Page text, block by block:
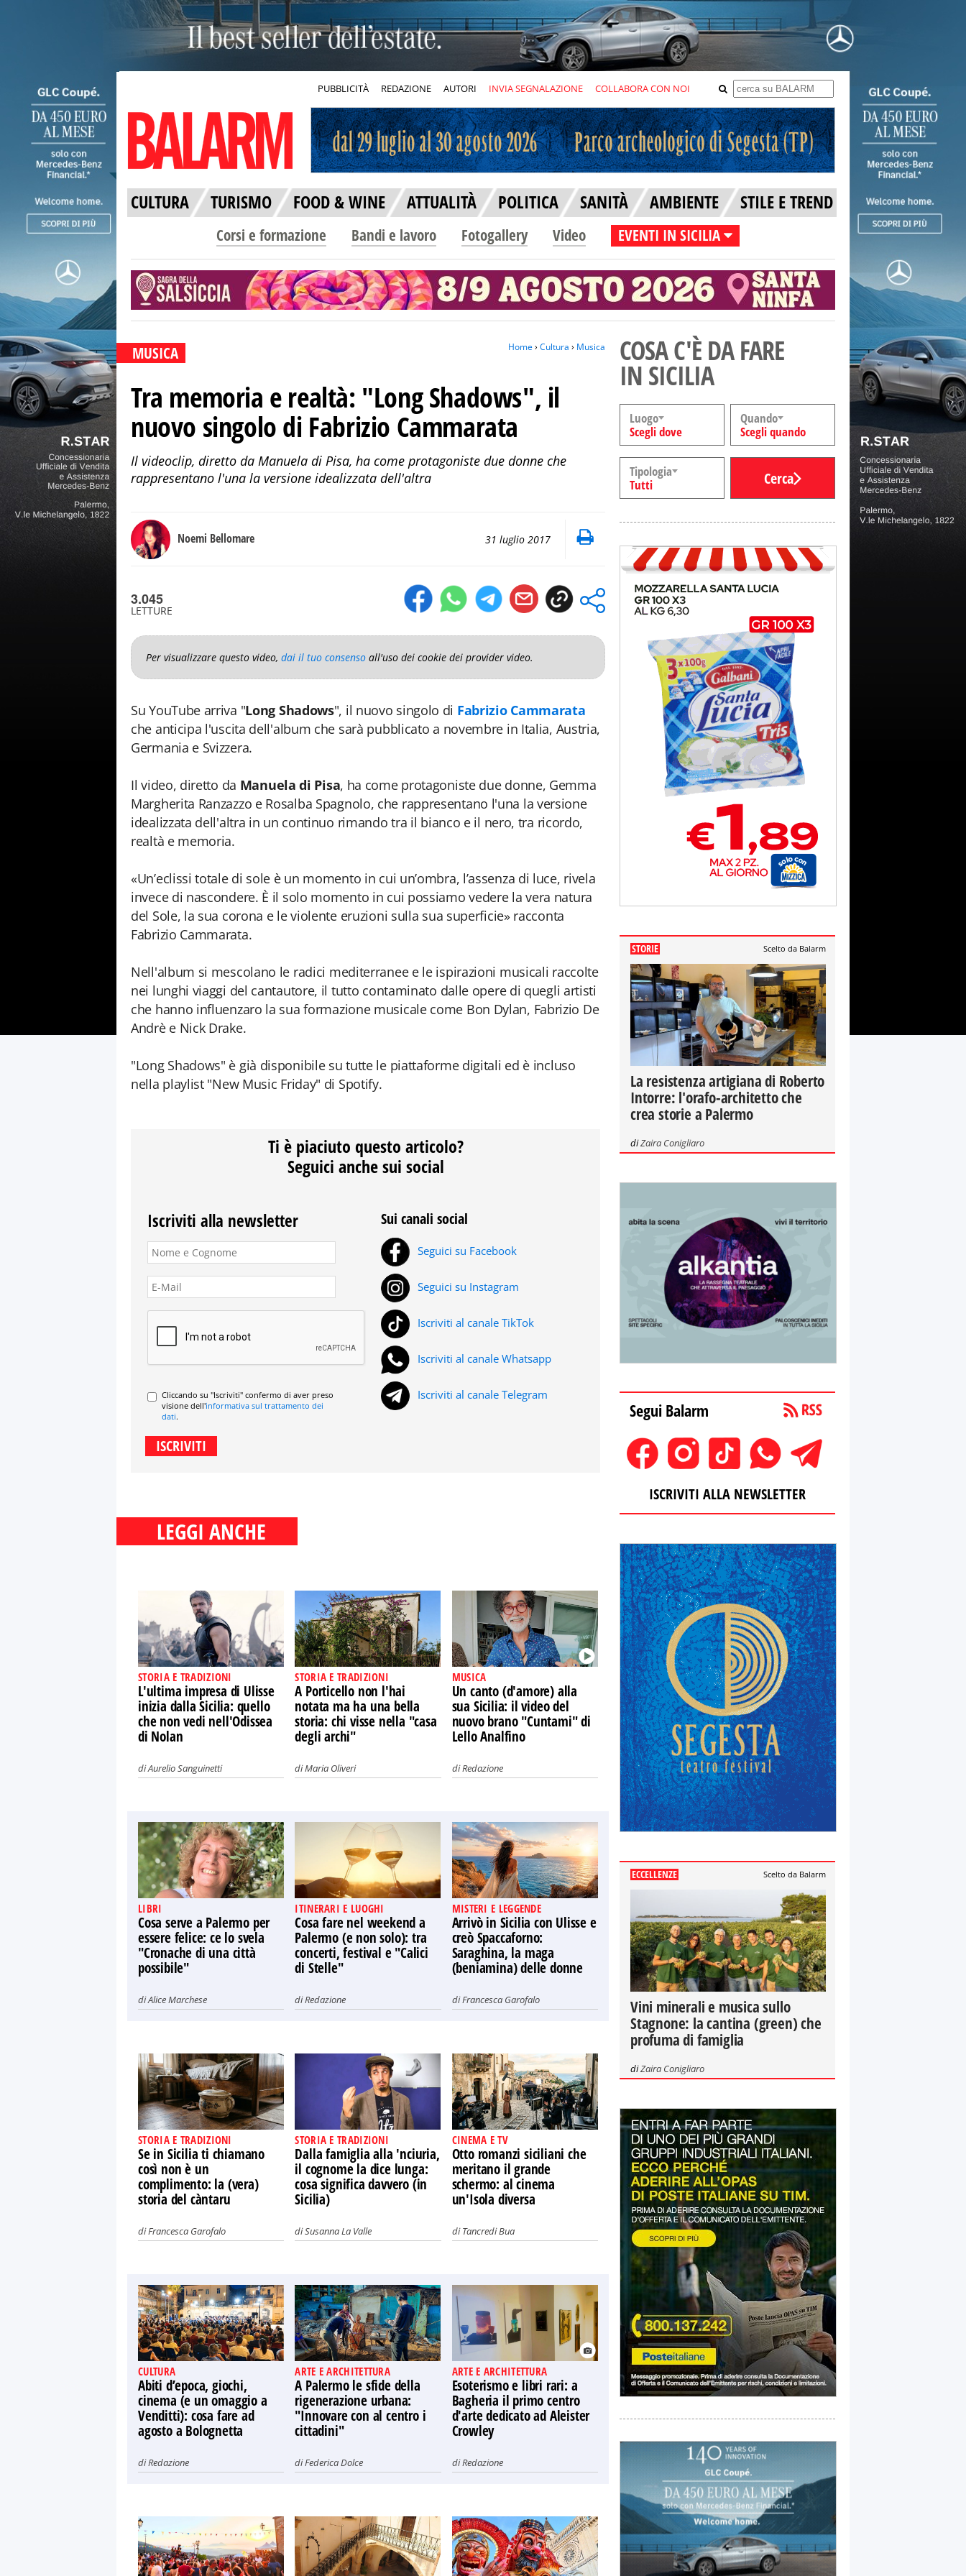
PUBBLICITÀ REDAZIONE AUTORI INVIA SEGNALAZIONE COLLABORA CON NOI
CULTURA TURISMO FOOD & WINE ATTUALITÀ POLITICA SANITÀ AMBIENTE STILE E TREND
Corsi e formazione Bandi e lavoro Fotogallery Video EVENTI IN SICILIA
MUSICA Home› Cultura › Musica
Tra memoria e realtà: "Long Shadows", il
nuovo singolo di Fabrizio Cammarata
Il videoclip, diretto da Manuela di Pisa, ha come protagoniste due donne che
rappresentano l'una la versione idealizzata dell'altra
Noemi Bellomare 31 luglio 2017
3.045
LETTURE
Per visualizzare questo video, dai il tuo consenso all'uso dei cookie dei provider video.
Su YouTube arriva "Long Shadows", il nuovo singolo di Fabrizio Cammarata
che anticipa l'uscita dell'album che sarà pubblicato a novembre in Italia, Austria,
Germania e Svizzera.
Il video, diretto da Manuela di Pisa, ha come protagoniste due donne, Gemma
Margherita Ranzazzo e Rosalba Spagnolo, che rappresentano l'una la versione
idealizzata dell'altra in un continuo rimando tra il bianco e il nero, tra ricordo,
realtà e memoria.
«Un’eclissi totale di sole è un momento in cui un’ombra, l’assenza di luce, rivela
invece di nascondere. È il solo momento in cui possiamo vedere la vera natura
del Sole, la sua corona e le violente eruzioni sulla sua superficie» racconta
Fabrizio Cammarata.
Nell'album si mescolano le radici mediterranee e le ispirazioni musicali raccolte
nei lunghi viaggi del cantautore, il tutto contaminato dalle opere di quegli artisti
che hanno influenzaro la sua formazione musicale come Bon Dylan, Fabrizio De
Andrè e Nick Drake.
"Long Shadows" è già disponibile su tutte le piattaforme digitali ed è incluso
nella playlist "New Music Friday" di Spotify.
Ti è piaciuto questo articolo?
Seguici anche sui social
Iscriviti alla newsletter
Cliccando su "Iscriviti" confermo di aver preso
visione dell'informativa sul trattamento dei
dati.
Sui canali social
Seguici su Facebook
Seguici su Instagram
Iscriviti al canale TikTok
Iscriviti al canale Whatsapp
Iscriviti al canale Telegram
LEGGI ANCHE
STORIA E TRADIZIONI
L'ultima impresa di Ulisse
inizia dalla Sicilia: quello
che non vedi nell'Odissea
di Nolan
diAurelio Sanguinetti
STORIA E TRADIZIONI
A Porticello non l'hai
notata ma ha una bella
storia: chi visse nella "casa
degli archi"
diMaria Oliveri
MUSICA
Un canto (d'amore) alla
sua Sicilia: il video del
nuovo brano "Cuntami" di
Lello Analfino
diRedazione
LIBRI
Cosa serve a Palermo per
essere felice: ce lo svela
"Cronache di una città
possibile"
diAlice Marchese
ITINERARI E LUOGHI
Cosa fare nel weekend a
Palermo (e non solo): tra
concerti, festival e "Calici
di Stelle"
diRedazione
MISTERI E LEGGENDE
Arrivò in Sicilia con Ulisse e
creò Spaccaforno:
Saraghina, la maga
(beniamina) delle donne
diFrancesca Garofalo
STORIA E TRADIZIONI
Se in Sicilia ti chiamano
così non è un
complimento: la (vera)
storia del càntaru
diFrancesca Garofalo
STORIA E TRADIZIONI
Dalla famiglia alla 'nciuria,
il cognome la dice lunga:
cosa significa davvero (in
Sicilia)
diSusanna La Valle
CINEMA E TV
Otto romanzi siciliani che
meritano il grande
schermo: al cinema
un'Isola diversa
diTancredi Bua
CULTURA
Abiti d’epoca, giochi,
cinema (e un omaggio a
Venditti): cosa fare ad
agosto a Bolognetta
diRedazione
ARTE E ARCHITETTURA
A Palermo le sfide della
rigenerazione urbana:
"Innovare con al centro i
cittadini"
diFederica Dolce
ARTE E ARCHITETTURA
Esoterismo e libri rari: a
Bagheria il primo centro
d'arte dedicato ad Aleister
Crowley
diRedazione
COSA C'È DA FARE
IN SICILIA
Luogo
Scegli dove
Quando
Scegli quando
Tipologia
Tutti
Cerca
STORIE Scelto da Balarm
La resistenza artigiana di Roberto
Intorre: l'orafo-architetto che
crea storie a Palermo
diZaira Conigliaro
Segui Balarm
ISCRIVITI ALLA NEWSLETTER
ECCELLENZE Scelto da Balarm
Vini minerali e musica sullo
Stagnone: la cantina (green) che
profuma di famiglia
diZaira Conigliaro